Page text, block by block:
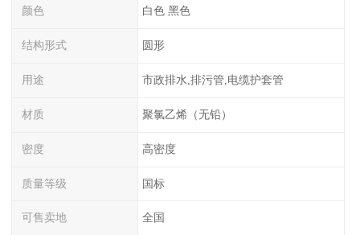
颜色 白色 黑色
结构形式 圆形
用途 市政排水,排污管,电缆护套管
材质 聚氯乙烯（无铅）
密度 高密度
质量等级 国标
可售卖地 全国